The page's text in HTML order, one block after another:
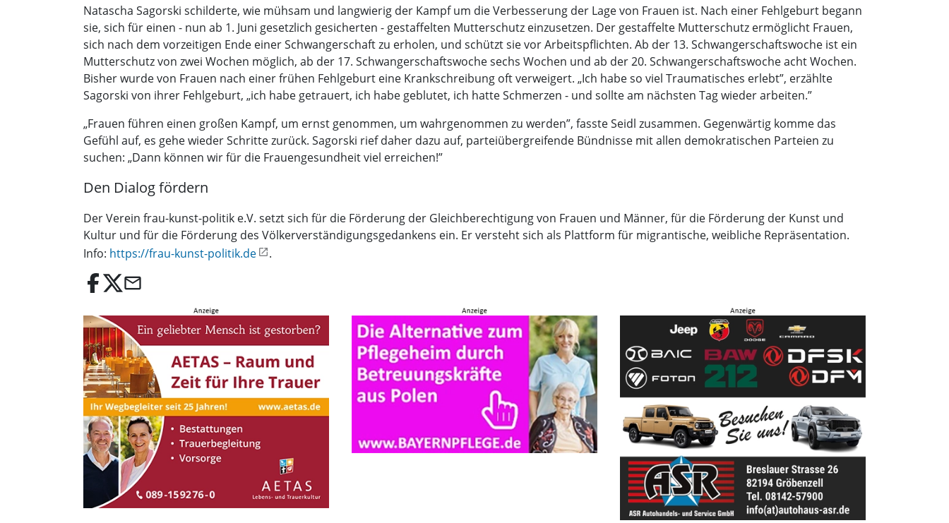
Natascha Sagorski schilderte, wie mühsam und langwierig der Kampf um die Verbesserung der Lage von Frauen ist. Nach einer Fehlgeburt begann
sie, sich für einen - nun ab 1. Juni gesetzlich gesicherten - gestaffelten Mutterschutz einzusetzen. Der gestaffelte Mutterschutz ermöglicht Frauen,
sich nach dem vorzeitigen Ende einer Schwangerschaft zu erholen, und schützt sie vor Arbeitspflichten. Ab der 13. Schwangerschaftswoche ist ein
Mutterschutz von zwei Wochen möglich, ab der 17. Schwangerschaftswoche sechs Wochen und ab der 20. Schwangerschaftswoche acht Wochen.
Bisher wurde von Frauen nach einer frühen Fehlgeburt eine Krankschreibung oft verweigert. „Ich habe so viel Traumatisches erlebt”, erzählte
Sagorski von ihrer Fehlgeburt, „ich habe getrauert, ich habe geblutet, ich hatte Schmerzen - und sollte am nächsten Tag wieder arbeiten.”
„Frauen führen einen großen Kampf, um ernst genommen, um wahrgenommen zu werden”, fasste Seidl zusammen. Gegenwärtig komme das
Gefühl auf, es gehe wieder Schritte zurück. Sagorski rief daher dazu auf, parteiübergreifende Bündnisse mit allen demokratischen Parteien zu
suchen: „Dann können wir für die Frauengesundheit viel erreichen!”
Den Dialog fördern
Der Verein frau-kunst-politik e.V. setzt sich für die Förderung der Gleichberechtigung von Frauen und Männer, für die Förderung der Kunst und
Kultur und für die Förderung des Völkerverständigungsgedankens ein. Er versteht sich als Plattform für migrantische, weibliche Repräsentation.
Info: https://frau-kunst-politik.de .
email